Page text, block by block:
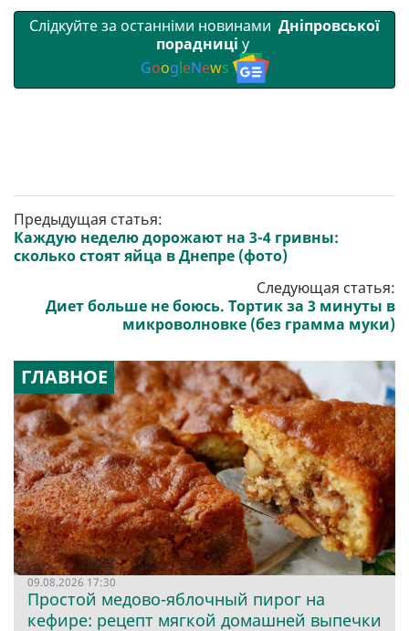
Слідкуйте за останніми новинами Дніпровської
порадниці у
GoogleNews
Предыдущая статья:
Каждую неделю дорожают на 3-4 гривны:
сколько стоят яйца в Днепре (фото)
Следующая статья:
Диет больше не боюсь. Тортик за 3 минуты в
микроволновке (без грамма муки)
ГЛАВНОЕ
09.08.2026 17:30
Простой медово-яблочный пирог на
кефире: рецепт мягкой домашней выпечки